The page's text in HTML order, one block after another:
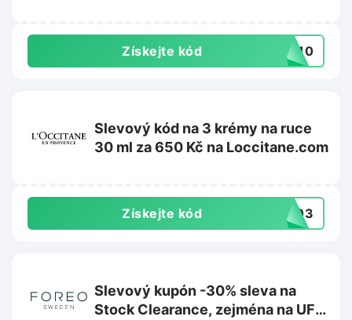
Získejte kód UM10
Slevový kód na 3 krémy na ruce
30 ml za 650 Kč na Loccitane.com
Získejte kód HC03
Slevový kupón -30% sleva na
Stock Clearance, zejména na UFO